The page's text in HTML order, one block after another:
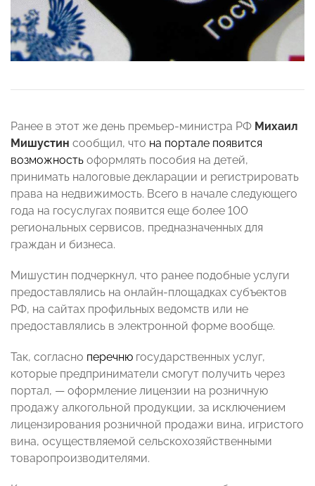
Ранее в этот же день премьер-министра РФ Михаил
Мишустин сообщил, что на портале появится
возможность оформлять пособия на детей,
принимать налоговые декларации и регистрировать
права на недвижимость. Всего в начале следующего
года на госуслугах появится еще более 100
региональных сервисов, предназначенных для
граждан и бизнеса.
Мишустин подчеркнул, что ранее подобные услуги
предоставлялись на онлайн-площадках субъектов
РФ, на сайтах профильных ведомств или не
предоставлялись в электронной форме вообще.
Так, согласно перечню государственных услуг,
которые предприниматели смогут получить через
портал, — оформление лицензии на розничную
продажу алкогольной продукции, за исключением
лицензирования розничной продажи вина, игристого
вина, осуществляемой сельскохозяйственными
товаропроизводителями.